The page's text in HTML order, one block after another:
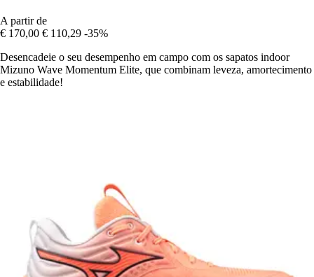
A partir de
€ 170,00 € 110,29 -35%
Desencadeie o seu desempenho em campo com os sapatos indoor
Mizuno Wave Momentum Elite, que combinam leveza, amortecimento
e estabilidade!